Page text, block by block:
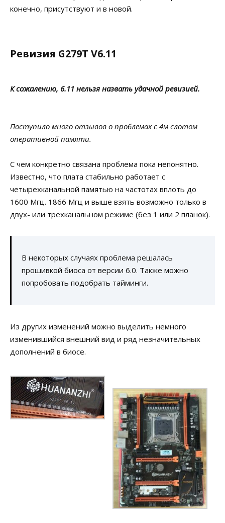
конечно, присутствуют и в новой.
Ревизия G279T V6.11
К сожалению, 6.11 нельзя назвать удачной ревизией.
Поступило много отзывов о проблемах с 4м слотом
оперативной памяти.
С чем конкретно связана проблема пока непонятно.
Известно, что плата стабильно работает с
четырехканальной памятью на частотах вплоть до
1600 Мгц. 1866 Мгц и выше взять возможно только в
двух- или трехканальном режиме (без 1 или 2 планок).
В некоторых случаях проблема решалась
прошивкой биоса от версии 6.0. Также можно
попробовать подобрать тайминги.
Из других изменений можно выделить немного
изменившийся внешний вид и ряд незначительных
дополнений в биосе.